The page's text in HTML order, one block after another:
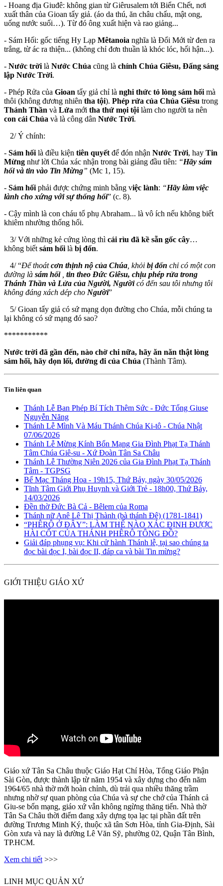
- Hoang địa Giuđê: không gian từ Giêrusalem tới Biển Chết, nơi
xuất thân của Gioan tẩy giả. (áo da thú, ăn châu chấu, mật ong,
uống nước suối…). Từ đó ông xuất hiện và rao giảng...
- Sám Hối: gốc tiếng Hy Lạp Mêtanoia nghĩa là Đổi Mới từ đen ra
trắng, từ ác ra thiện... (không chỉ đơn thuần là khóc lóc, hối hận...).
- Nước trời là Nước Chúa cũng là chính Chúa Giêsu, Đấng sáng
lập Nước Trời.
- Phép Rửa của Gioan tẩy giả chỉ là nghi thức tỏ lòng sám hối mà
thôi (không đương nhiên tha tội). Phép rửa của Chúa Giêsu trong
Thánh Thần và Lửa mới tha thứ mọi tội làm cho người ta nên
con cái Chúa và là công dân Nước Trời.
2/ Ý chính:
- Sám hối là điều kiện tiên quyết để đón nhận Nước Trời, hay Tin
Mừng như lời Chúa xác nhận trong bài giảng đầu tiên: “Hãy sám
hối và tin vào Tin Mừng” (Mc 1, 15).
- Sám hối phải được chứng minh bằng việc lành: “Hãy làm việc
lành cho xứng với sự thống hối” (c. 8).
- Cậy mình là con cháu tổ phụ Abraham... là vô ích nếu không biết
khiêm nhường thống hối.
3/ Với những kẻ cứng lòng thì cái rìu đã kề sẵn gốc cây…
không biết sám hối là bị đốn.
4/ “Để thoátcơn thịnh nộ của Chúa , khỏi bị đốn chỉ có một con
đường là sám hối, tin theo Đức Giêsu, chịu phép rửa trong
Thánh Thần và Lửa của Người, Ngườicó đến sau tôi nhưng tôi
không đáng xách dép cho Người”
5/ Gioan tẩy giả có sứ mạng dọn đường cho Chúa, mỗi chúng ta
lại không có sứ mạng đó sao?
***********
Nước trời đã gần đến, nào chờ chi nữa, hãy ăn năn thật lòng
sám hối, hãy dọn lối, đường đi của Chúa (Thành Tâm).
Tin liên quan
Thánh Lễ Ban Phép Bí Tích Thêm Sức - Đức Tổng Giuse
Nguyễn Năng
Thánh Lễ Mình Và Máu Thánh Chúa Ki-tô - Chúa Nhật
07/06/2026
Thánh Lễ Mừng Kính Bổn Mạng Gia Đình Phạt Tạ Thánh
Tâm Chúa Giê-su - Xứ Đoàn Tân Sa Châu
Thánh Lễ Thường Niên 2026 của Gia Đình Phạt Tạ Thánh
Tâm - TGPSG
Bế Mạc Tháng Hoa - 19h15, Thứ Bảy, ngày 30/05/2026
Tĩnh Tâm Giới Phụ Huynh và Giới Trẻ - 18h00, Thứ Bảy,
14/03/2026
Đền thờ Đức Bà Cả - Bêlem của Roma
Thánh nữ Anê Lê Thị Thành (bà thánh Đê) (1781-1841)
“PHÊRÔ Ở ĐÂY”: LÀM THẾ NÀO XÁC ĐỊNH ĐƯỢC
HÀI CỐT CỦA THÁNH PHÊRÔ TÔNG ĐỒ?
Giải đáp phụng vụ: Khi cử hành Thánh lễ, tại sao chúng ta
đọc bài đọc I, bài đọc II, đáp ca và bài Tin mừng?
GIỚI THIỆU GIÁO XỨ
Giáo xứ Tân Sa Châu thuộc Giáo Hạt Chí Hòa, Tổng Giáo Phận
Sài Gòn, được thành lập từ năm 1954 và xây dựng cho đến năm
1964/65 nhà thờ mới hoàn chỉnh, dù trải qua nhiều thăng trầm
nhưng nhờ sự quan phòng của Chúa và sự che chở của Thánh cả
Giu-se bổn mạng, giáo xứ vẫn không ngừng thăng tiến. Nhà thờ
Tân Sa Châu thời điểm đang xây dựng tọa lạc tại phần đất trên
đường Trương Minh Ký, thuộc xã tân Sơn Hòa, tỉnh Gia-Định, Sài
Gòn xưa và nay là đường Lê Văn Sỹ, phường 02, Quận Tân Bình,
TP.HCM.
Xem chi tiết >>>
LINH MỤC QUẢN XỨ